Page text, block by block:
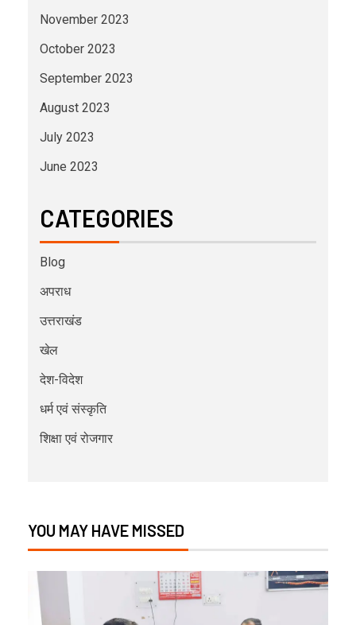
November 2023
October 2023
September 2023
August 2023
July 2023
June 2023
CATEGORIES
Blog
अपराध
उत्तराखंड
खेल
देश-विदेश
धर्म एवं संस्कृति
शिक्षा एवं रोजगार
YOU MAY HAVE MISSED